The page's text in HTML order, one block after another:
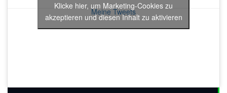
Meine Tweets
Klicke hier, um Marketing-Cookies zu
akzeptieren und diesen Inhalt zu aktivieren